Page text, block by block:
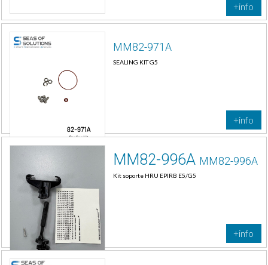
+info
MM82-971A
SEALING KIT G5
+info
MM82-996A MM82-996A
Kit soporte HRU EPIRB E5/G5
+info